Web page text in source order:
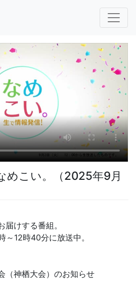
めこい。（2025年9月
けする番組。
12時40分に放送中。
（神栖大会）のお知らせ